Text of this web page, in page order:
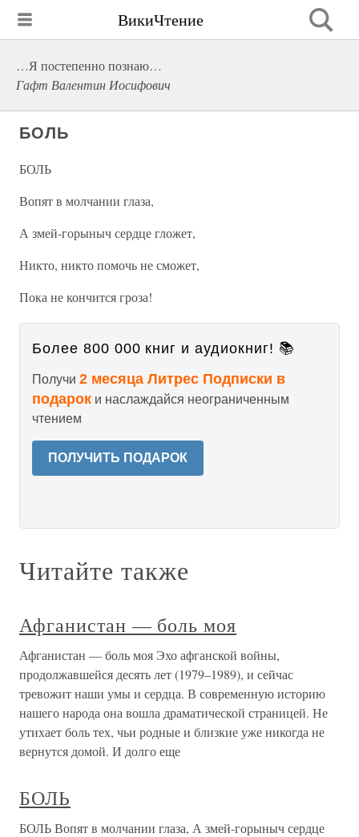
ВикиЧтение
…Я постепенно познаю…
Гафт Валентин Иосифович
БОЛЬ
БОЛЬ
Вопят в молчании глаза,
А змей-горыныч сердце гложет,
Никто, никто помочь не сможет,
Пока не кончится гроза!
Более 800 000 книг и аудиокниг! 📚
Получи 2 месяца Литрес Подписки в
подарок и наслаждайся неограниченным
чтением
ПОЛУЧИТЬ ПОДАРОК
Читайте также
Афганистан — боль моя
Афганистан — боль моя Эхо афганской войны,
продолжавшейся десять лет (1979–1989), и сейчас
тревожит наши умы и сердца. В современную историю
нашего народа она вошла драматической страницей. Не
утихает боль тех, чьи родные и близкие уже никогда не
вернутся домой. И долго еще
БОЛЬ
БОЛЬ Вопят в молчании глаза, А змей-горыныч сердце